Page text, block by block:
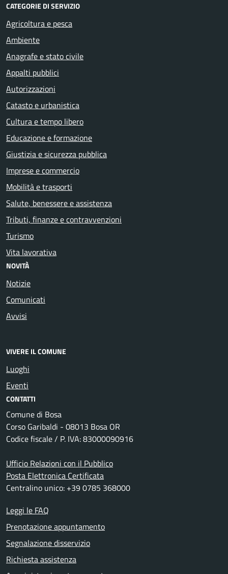
CATEGORIE DI SERVIZIO
Agricoltura e pesca
Ambiente
Anagrafe e stato civile
Appalti pubblici
Autorizzazioni
Catasto e urbanistica
Cultura e tempo libero
Educazione e formazione
Giustizia e sicurezza pubblica
Imprese e commercio
Mobilità e trasporti
Salute, benessere e assistenza
Tributi, finanze e contravvenzioni
Turismo
Vita lavorativa
NOVITÀ
Notizie
Comunicati
Avvisi
VIVERE IL COMUNE
Luoghi
Eventi
CONTATTI
Comune di Bosa
Corso Garibaldi - 08013 Bosa OR
Codice fiscale / P. IVA: 83000090916
Ufficio Relazioni con il Pubblico
Posta Elettronica Certificata
Centralino unico: +39 0785 368000
Leggi le FAQ
Prenotazione appuntamento
Segnalazione disservizio
Richiesta assistenza